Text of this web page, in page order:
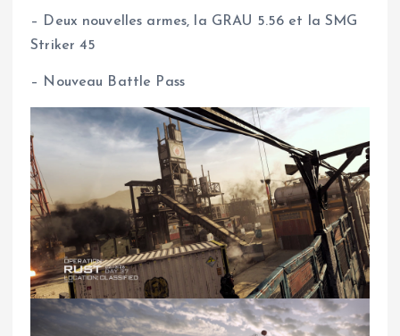
– Deux nouvelles armes, la GRAU 5.56 et la SMG
Striker 45
– Nouveau Battle Pass